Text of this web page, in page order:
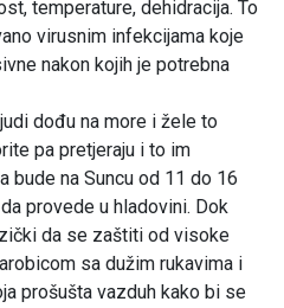
temperature, dehidracija. To
virusnim infekcijama koje
nakon kojih je potrebna
dođu na more i žele to
pa pretjeraju i to im
bude na Suncu od 11 do 16
provede u hladovini. Dok
da se zaštiti od visoke
sa dužim rukavima i
prošušta vazduh kako bi se